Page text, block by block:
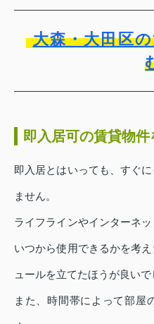
大森・大田区
即入居可の賃貸物
即入居とはいっても、すぐ
ません。
ライフラインやインターネ
いつから使用できるかを考
ュールを立てたほうが良いで
また、時間帯によって部屋